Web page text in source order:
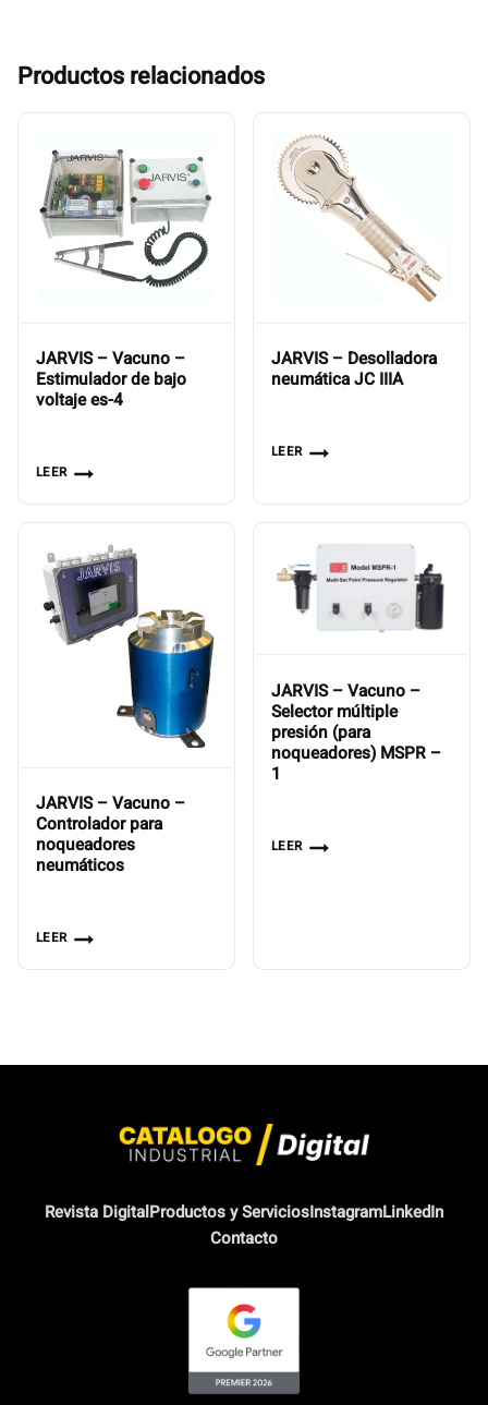
Productos relacionados
JARVIS – Vacuno –
Estimulador de bajo
voltaje es-4
LEER
JARVIS – Desolladora
neumática JC IIIA
LEER
JARVIS – Vacuno –
Controlador para
noqueadores
neumáticos
LEER
JARVIS – Vacuno –
Selector múltiple
presión (para
noqueadores) MSPR –
1
LEER
Revista DigitalProductos y ServiciosInstagramLinkedIn
Contacto